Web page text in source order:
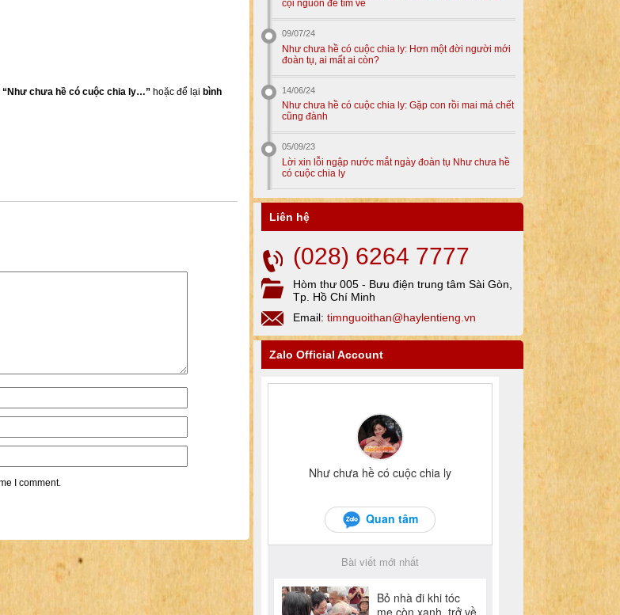
“Như chưa hề có cuộc chia ly…” hoặc để lại bình
I comment.
cội nguồn để tìm về
09/07/24
Như chưa hề có cuộc chia ly: Hơn một đời người mới
đoàn tụ, ai mất ai còn?
14/06/24
Như chưa hề có cuộc chia ly: Gặp con rồi mai má chết
cũng đành
05/09/23
Lời xin lỗi ngập nước mắt ngày đoàn tụ Như chưa hề
có cuộc chia ly
Liên hệ
(028) 6264 7777
Hòm thư 005 - Bưu điện trung tâm Sài Gòn,
Tp. Hồ Chí Minh
Email: timnguoithan@haylentieng.vn
Zalo Official Account